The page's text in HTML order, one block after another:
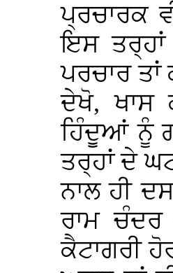
ਪ੍ਰਚਾਰਕ
ਇਸ ਤਰ੍ਹਾਂ
ਪਰਚਾਰ
ਦੇਖੋ, ਖਾਸ
ਹਿੰਦੂਆਂ ਨੂੰ
ਤਰ੍ਹਾਂ ਦੇ
ਨਾਲ ਹੀ
ਰਾਮ
ਕੈਟਾਗਰੀ